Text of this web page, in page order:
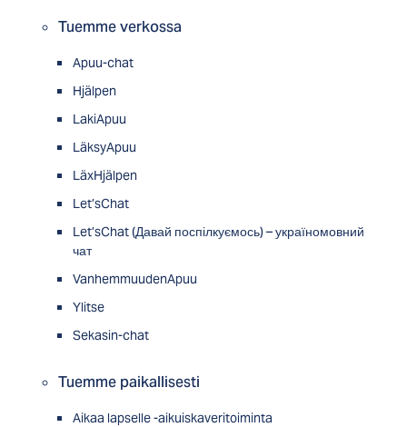
Tuemme verkossa
Apuu-chat
Hjälpen
LakiApuu
LäksyApuu
LäxHjälpen
Let’sChat
Let’sChat (Давай поспілкуємось) – україномовний
чат
VanhemmuudenApuu
Ylitse
Sekasin-chat
Tuemme paikallisesti
Aikaa lapselle -aikuiskaveritoiminta